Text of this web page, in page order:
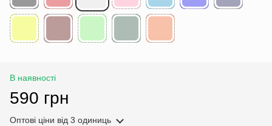
В наявності
590 грн
Оптові ціни від 3 одиниць